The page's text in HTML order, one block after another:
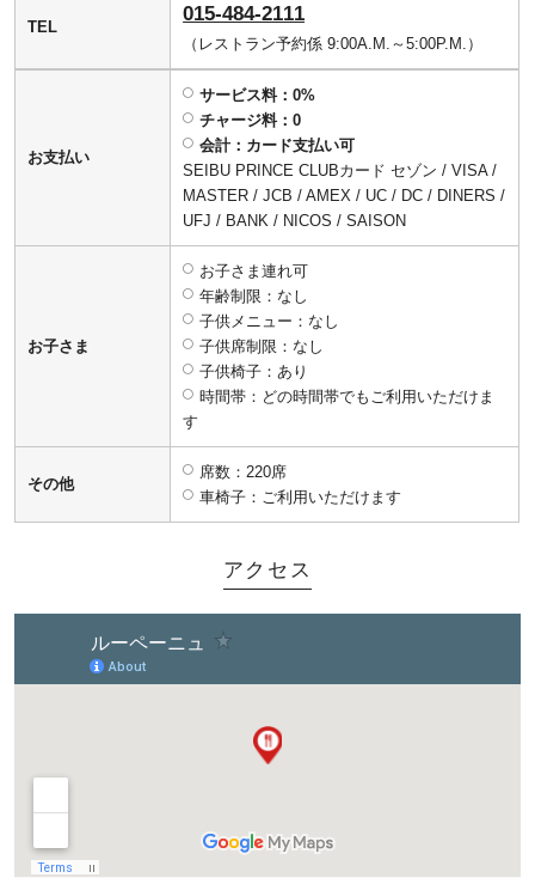
TEL
015-484-2111
（レストラン予約係 9:00A.M.～5:00P.M.）
お支払い
サービス料：0%
チャージ料：0
会計：カード支払い可
SEIBU PRINCE CLUBカード セゾン / VISA /
MASTER / JCB / AMEX / UC / DC / DINERS /
UFJ / BANK / NICOS / SAISON
お子さま
お子さま連れ可
年齢制限：なし
子供メニュー：なし
子供席制限：なし
子供椅子：あり
時間帯：どの時間帯でもご利用いただけま
す
その他
席数：220席
車椅子：ご利用いただけます
アクセス